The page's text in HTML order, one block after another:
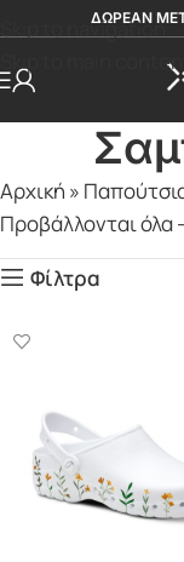
Skip to navigation
Skip to main
ΔΩΡΕΑΝ
Αρχική »
Προβάλλονται όλα
Φίλτρα